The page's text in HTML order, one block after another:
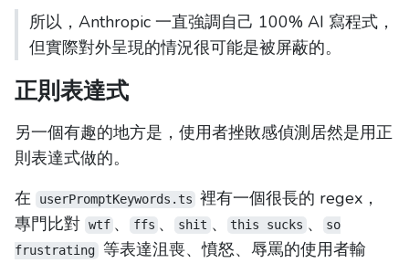
所以，Anthropic 一直強調自己 100% AI 寫程式，
但實際對外呈現的情況很可能是被屏蔽的。
正則表達式
另一個有趣的地方是，使用者挫敗感偵測居然是用正
則表達式做的。
在
userPromptKeywords.ts 裡有一個很長的 regex，
專門比對 wtf 、 ffs 、 shit 、 this sucks 、
so
frustrating 等表達沮喪、憤怒、辱罵的使用者輸